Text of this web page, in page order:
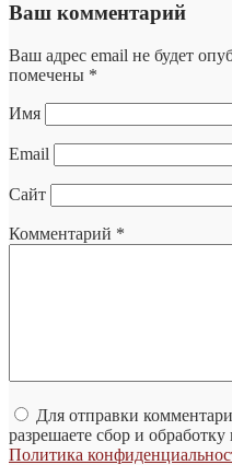
Ваш комментарий
Ваш адрес email не будет
помечены *
Имя
Email
Сайт
Комментарий *
Для отправки
разрешаете сбор и
Политика